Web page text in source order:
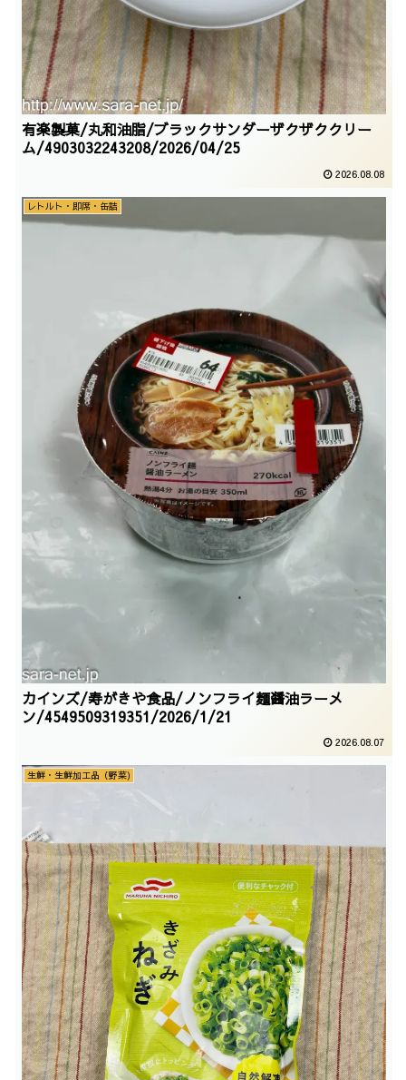
有楽製菓/丸和油脂/ブラックサンダーザクザククリー
ム/4903032243208/2026/04/25
2026.08.08
レトルト・即席・缶詰
カインズ/寿がきや食品/ノンフライ麺醤油ラーメ
ン/4549509319351/2026/1/21
2026.08.07
生鮮・生鮮加工品（野菜)